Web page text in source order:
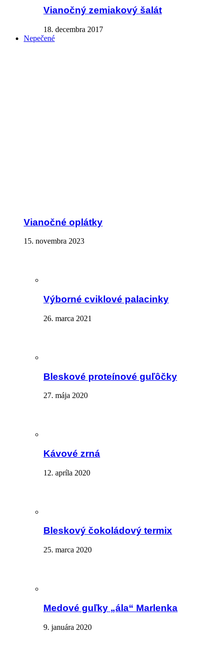
Vianočný zemiakový šalát
18. decembra 2017
Nepečené
Vianočné oplátky
15. novembra 2023
Výborné cviklové palacinky
26. marca 2021
Bleskové proteínové guľôčky
27. mája 2020
Kávové zrná
12. apríla 2020
Bleskový čokoládový termix
25. marca 2020
Medové guľky „ála“ Marlenka
9. januára 2020